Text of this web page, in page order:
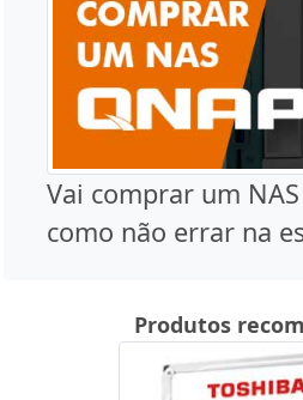
Vai comprar um
como não errar na
Produtos